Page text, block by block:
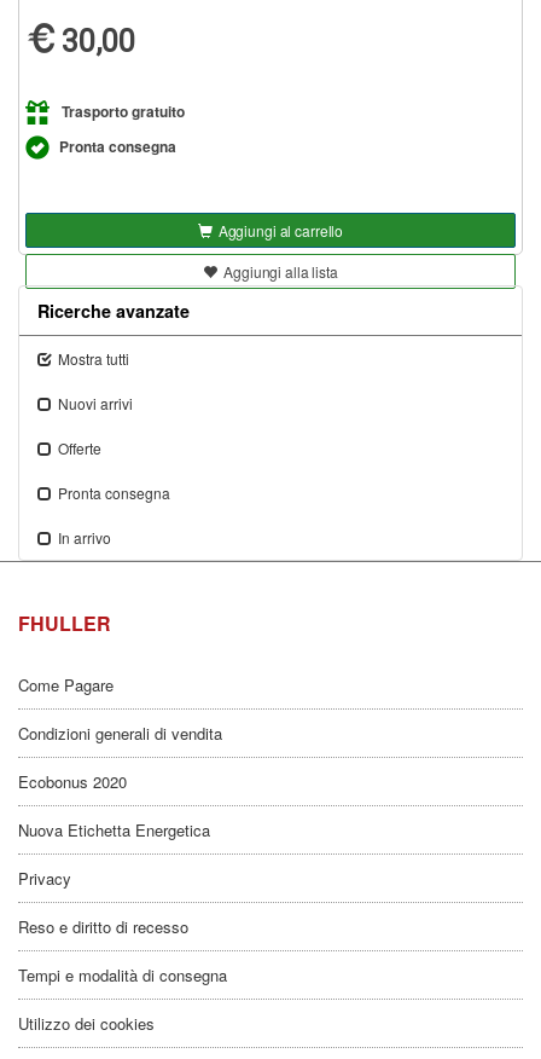
30,00
Trasporto gratuito
Pronta consegna
Aggiungi al carrello
Aggiungi alla lista
Ricerche avanzate
Mostra tutti
Nuovi arrivi
Offerte
Pronta consegna
In arrivo
FHULLER
Come Pagare
Condizioni generali di vendita
Ecobonus 2020
Nuova Etichetta Energetica
Privacy
Reso e diritto di recesso
Tempi e modalità di consegna
Utilizzo dei cookies